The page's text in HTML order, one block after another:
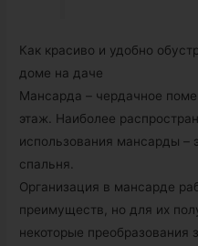
Как красиво и удобно
доме на даче
Мансарда – чердачное
этаж. Наиболее
использования мансарды –
спальня.
Организация в мансарде
преимуществ, но для их
некоторые преобразования